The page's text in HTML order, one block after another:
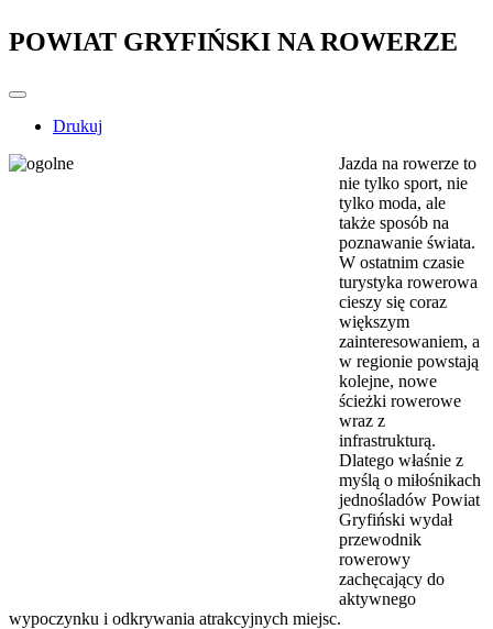
POWIAT GRYFIŃSKI NA ROWERZE
Drukuj
Jazda na rowerze to
nie tylko sport, nie
tylko moda, ale
także sposób na
poznawanie świata.
W ostatnim czasie
turystyka rowerowa
cieszy się coraz
większym
zainteresowaniem, a
w regionie powstają
kolejne, nowe
ścieżki rowerowe
wraz z
infrastrukturą.
Dlatego właśnie z
myślą o miłośnikach
jednośladów Powiat
Gryfiński wydał
przewodnik
rowerowy
zachęcający do
aktywnego
wypoczynku i odkrywania atrakcyjnych miejsc.